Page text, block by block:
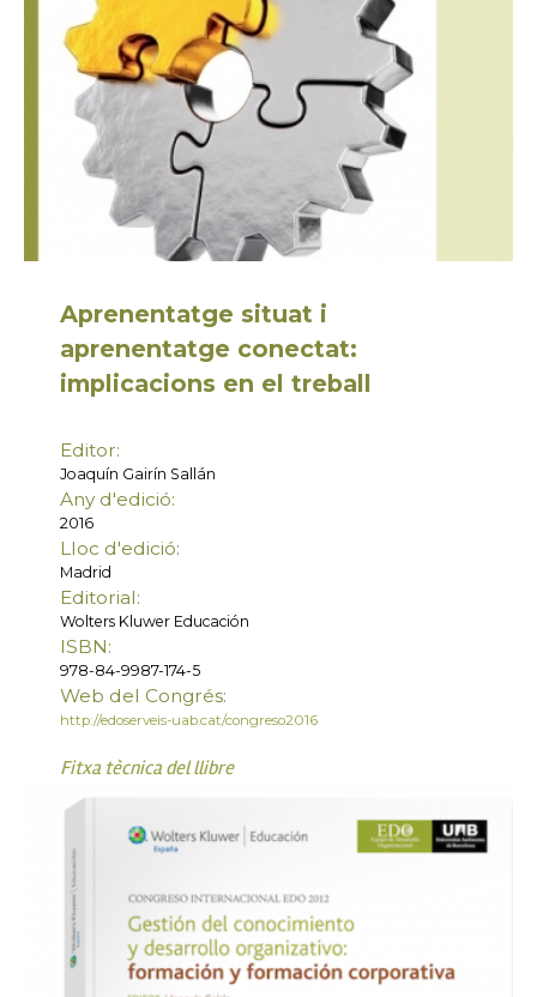
Aprenentatge situat i
aprenentatge conectat:
implicacions en el treball
Editor:
Joaquín Gairín Sallán
Any d'edició:
2016
Lloc d'edició:
Madrid
Editorial:
Wolters Kluwer Educación
ISBN:
978-84-9987-174-5
Web del Congrés:
http://edoserveis-uab.cat/congreso2016
Fitxa tècnica del llibre